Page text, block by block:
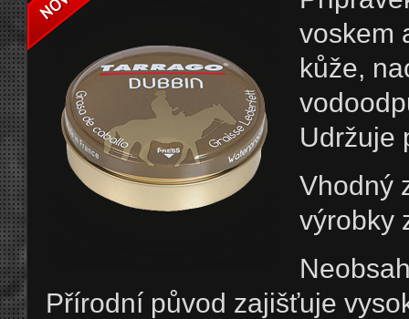
voskem
kůže,
Udržuje
Vhodný
výrobky
Přírodní původ zajišťuje